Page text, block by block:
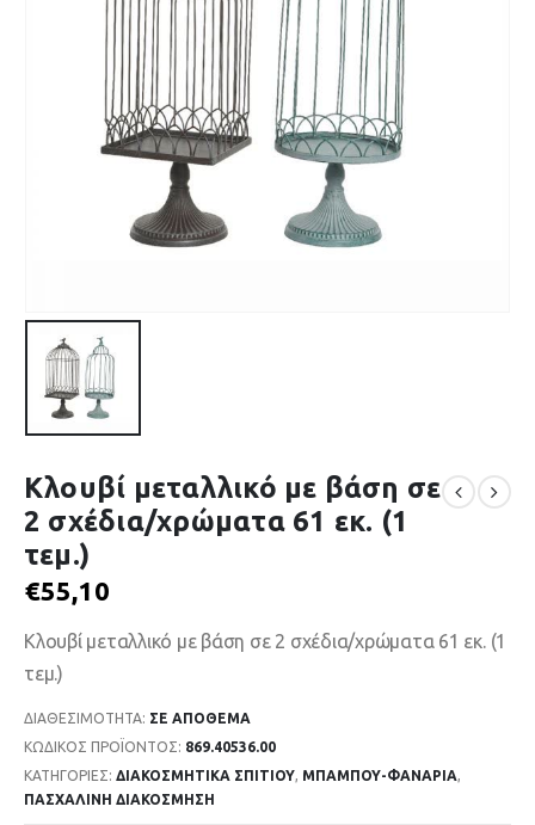
Κλουβί μεταλλικό με βάση σε
2 σχέδια/χρώματα 61 εκ. (1
τεμ.)
€55,10
Κλουβί μεταλλικό με βάση σε 2 σχέδια/χρώματα 61 εκ. (1
τεμ.)
ΔΙΑΘΕΣΙΜΌΤΗΤΑ: ΣΕ ΑΠΌΘΕΜΑ
ΚΩΔΙΚΌΣ ΠΡΟΪΌΝΤΟΣ: 869.40536.00
ΚΑΤΗΓΟΡΊΕΣ: ΔΙΑΚΟΣΜΗΤΙΚΑ ΣΠΙΤΙΟΥ, ΜΠΑΜΠΟΥ-ΦΑΝΑΡΙΑ,
ΠΑΣΧΑΛΙΝΗ ΔΙΑΚΟΣΜΗΣΗ